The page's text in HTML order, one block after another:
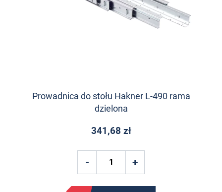
Prowadnica do stołu Hakner L-490 rama
dzielona
341,68 zł